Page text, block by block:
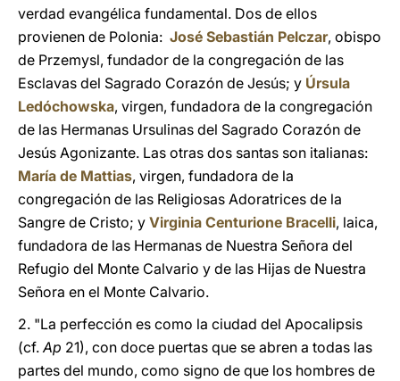
verdad evangélica fundamental. Dos de ellos
provienen de Polonia: José Sebastián Pelczar, obispo
de Przemysl, fundador de la congregación de las
Esclavas del Sagrado Corazón de Jesús; y Úrsula
Ledóchowska, virgen, fundadora de la congregación
de las Hermanas Ursulinas del Sagrado Corazón de
Jesús Agonizante. Las otras dos santas son italianas:
María de Mattias, virgen, fundadora de la
congregación de las Religiosas Adoratrices de la
Sangre de Cristo; y Virginia Centurione Bracelli, laica,
fundadora de las Hermanas de Nuestra Señora del
Refugio del Monte Calvario y de las Hijas de Nuestra
Señora en el Monte Calvario.
2. "La perfección es como la ciudad del Apocalipsis
(cf.Ap 21), con doce puertas que se abren a todas las
partes del mundo, como signo de que los hombres de